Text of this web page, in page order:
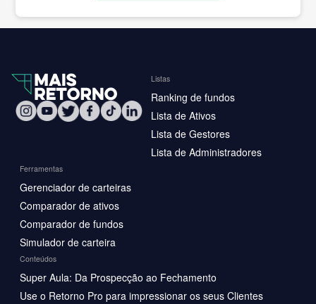
Listas
Ranking de fundos
Lista de Ativos
Lista de Gestores
Lista de Administradores
Ferramentas
Gerenciador de carteiras
Comparador de ativos
Comparador de fundos
Simulador de carteira
Conteúdos
Super Aula: Da Prospecção ao Fechamento
Use o Retorno Pro para impressionar os seus Clientes